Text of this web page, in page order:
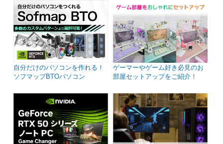
自分だけのパソコンを作れる！
ソフマップBTOパソコン
ゲーマーやゲーム好き必見のお
部屋セットアップをご紹介！